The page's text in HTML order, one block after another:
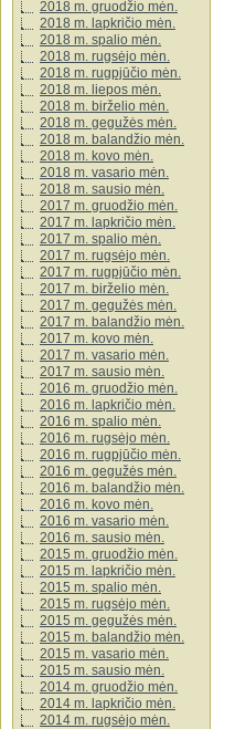
2018 m. gruodžio mėn.
2018 m. lapkričio mėn.
2018 m. spalio mėn.
2018 m. rugsėjo mėn.
2018 m. rugpjūčio mėn.
2018 m. liepos mėn.
2018 m. birželio mėn.
2018 m. gegužės mėn.
2018 m. balandžio mėn.
2018 m. kovo mėn.
2018 m. vasario mėn.
2018 m. sausio mėn.
2017 m. gruodžio mėn.
2017 m. lapkričio mėn.
2017 m. spalio mėn.
2017 m. rugsėjo mėn.
2017 m. rugpjūčio mėn.
2017 m. birželio mėn.
2017 m. gegužės mėn.
2017 m. balandžio mėn.
2017 m. kovo mėn.
2017 m. vasario mėn.
2017 m. sausio mėn.
2016 m. gruodžio mėn.
2016 m. lapkričio mėn.
2016 m. spalio mėn.
2016 m. rugsėjo mėn.
2016 m. rugpjūčio mėn.
2016 m. gegužės mėn.
2016 m. balandžio mėn.
2016 m. kovo mėn.
2016 m. vasario mėn.
2016 m. sausio mėn.
2015 m. gruodžio mėn.
2015 m. lapkričio mėn.
2015 m. spalio mėn.
2015 m. rugsėjo mėn.
2015 m. gegužės mėn.
2015 m. balandžio mėn.
2015 m. vasario mėn.
2015 m. sausio mėn.
2014 m. gruodžio mėn.
2014 m. lapkričio mėn.
2014 m. rugsėjo mėn.